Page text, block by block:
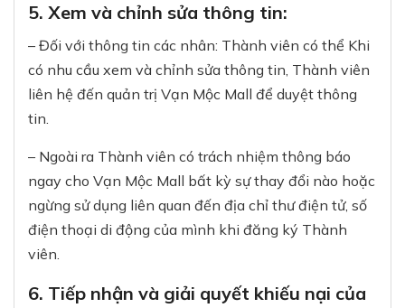
5. Xem và chỉnh sửa thông tin:
– Đối với thông tin các nhân: Thành viên có thể Khi
có nhu cầu xem và chỉnh sửa thông tin, Thành viên
liên hệ đến quản trị Vạn Mộc Mall để duyệt thông
tin.
– Ngoài ra Thành viên có trách nhiệm thông báo
ngay cho Vạn Mộc Mall bất kỳ sự thay đổi nào hoặc
ngừng sử dụng liên quan đến địa chỉ thư điện tử, số
điện thoại di động của mình khi đăng ký Thành
viên.
6. Tiếp nhận và giải quyết khiếu nại của